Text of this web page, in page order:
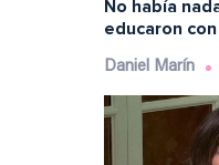
No había
educaron
Daniel Marín